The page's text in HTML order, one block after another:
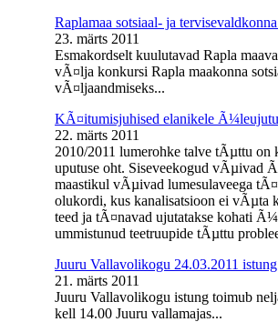
Raplamaa sotsiaal- ja
23. märts 2011
Esmakordselt kuulutavad Rapla
vÃ¤lja konkursi Rapla maakonna
vÃ¤ljaandmiseks...
KÃ¤itumisjuhised elanikele
22. märts 2011
2010/2011 lumerohke talve tÃµttu on
uputuse oht. Siseveekogud vÃµivad
maastikul vÃµivad lumesulaveega
olukordi, kus kanalisatsioon ei vÃµta
teed ja tÃ¤navad ujutatakse kohati
ummistunud teetruupide tÃµttu
Juuru Vallavolikogu 24.03.2011 istung
21. märts 2011
Juuru Vallavolikogu istung toimub
kell 14.00 Juuru vallamajas...